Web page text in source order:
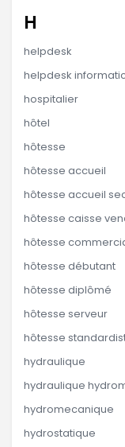
H
helpdesk
helpdesk
hospitalier
hôtel
hôtesse
hôtesse accueil
hôtesse accueil
hôtesse caisse
hôtesse
hôtesse débutant
hôtesse diplômé
hôtesse serveur
hôtesse
hydraulique
hydraulique
hydromecanique
hydrostatique